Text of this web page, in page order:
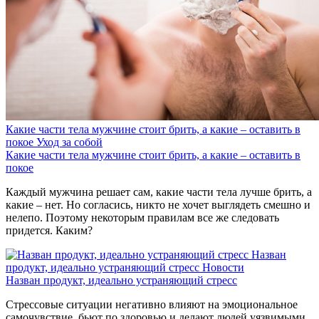
Какие части тела мужчине стоит брить, а какие – оставить в
покое Уход за собой
Какие части тела мужчине стоит брить, а какие – оставить в
покое
Каждый мужчина решает сам, какие части тела лучше брить, а
какие – нет. Но согласись, никто не хочет выглядеть смешно и
нелепо. Поэтому некоторым правилам все же следовать
придется. Каким?
Назван
продукт, идеально устраняющий стресс Новости
Назван продукт, идеально устраняющий стресс
Стрессовые ситуации негативно влияют на эмоциональное